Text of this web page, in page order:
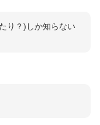
り？)しか知らない